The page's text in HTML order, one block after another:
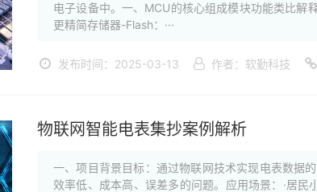
电子设备中。一、MCU的核心组成模块功能类比解
更精简存储器-Flash：···
发布时间：2025-03-13 作者：软勤科技
物联网智能电表集抄案例解析
一、项目背景目标：通过物联网技术实现电表数据
效率低、成本高、误差多的问题。应用场景：·居民